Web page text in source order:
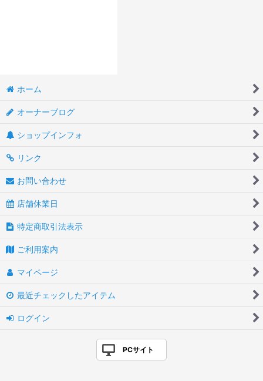
ホーム
オーナーブログ
ショップインフォ
リンク
お問い合わせ
店舗休業日
特定商取引法表示
ご利用案内
マイページ
最近チェックしたアイテム
ログイン
PCサイト